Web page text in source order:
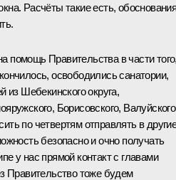
Расчёты такие есть,
помощь Правительства в части
освободились санатории,
из Шебекинского округа,
Борисовского, Валуйского
по четвертям отправлять в
безопасно и очно получать
у нас прямой контакт с главами
Правительство тоже будем